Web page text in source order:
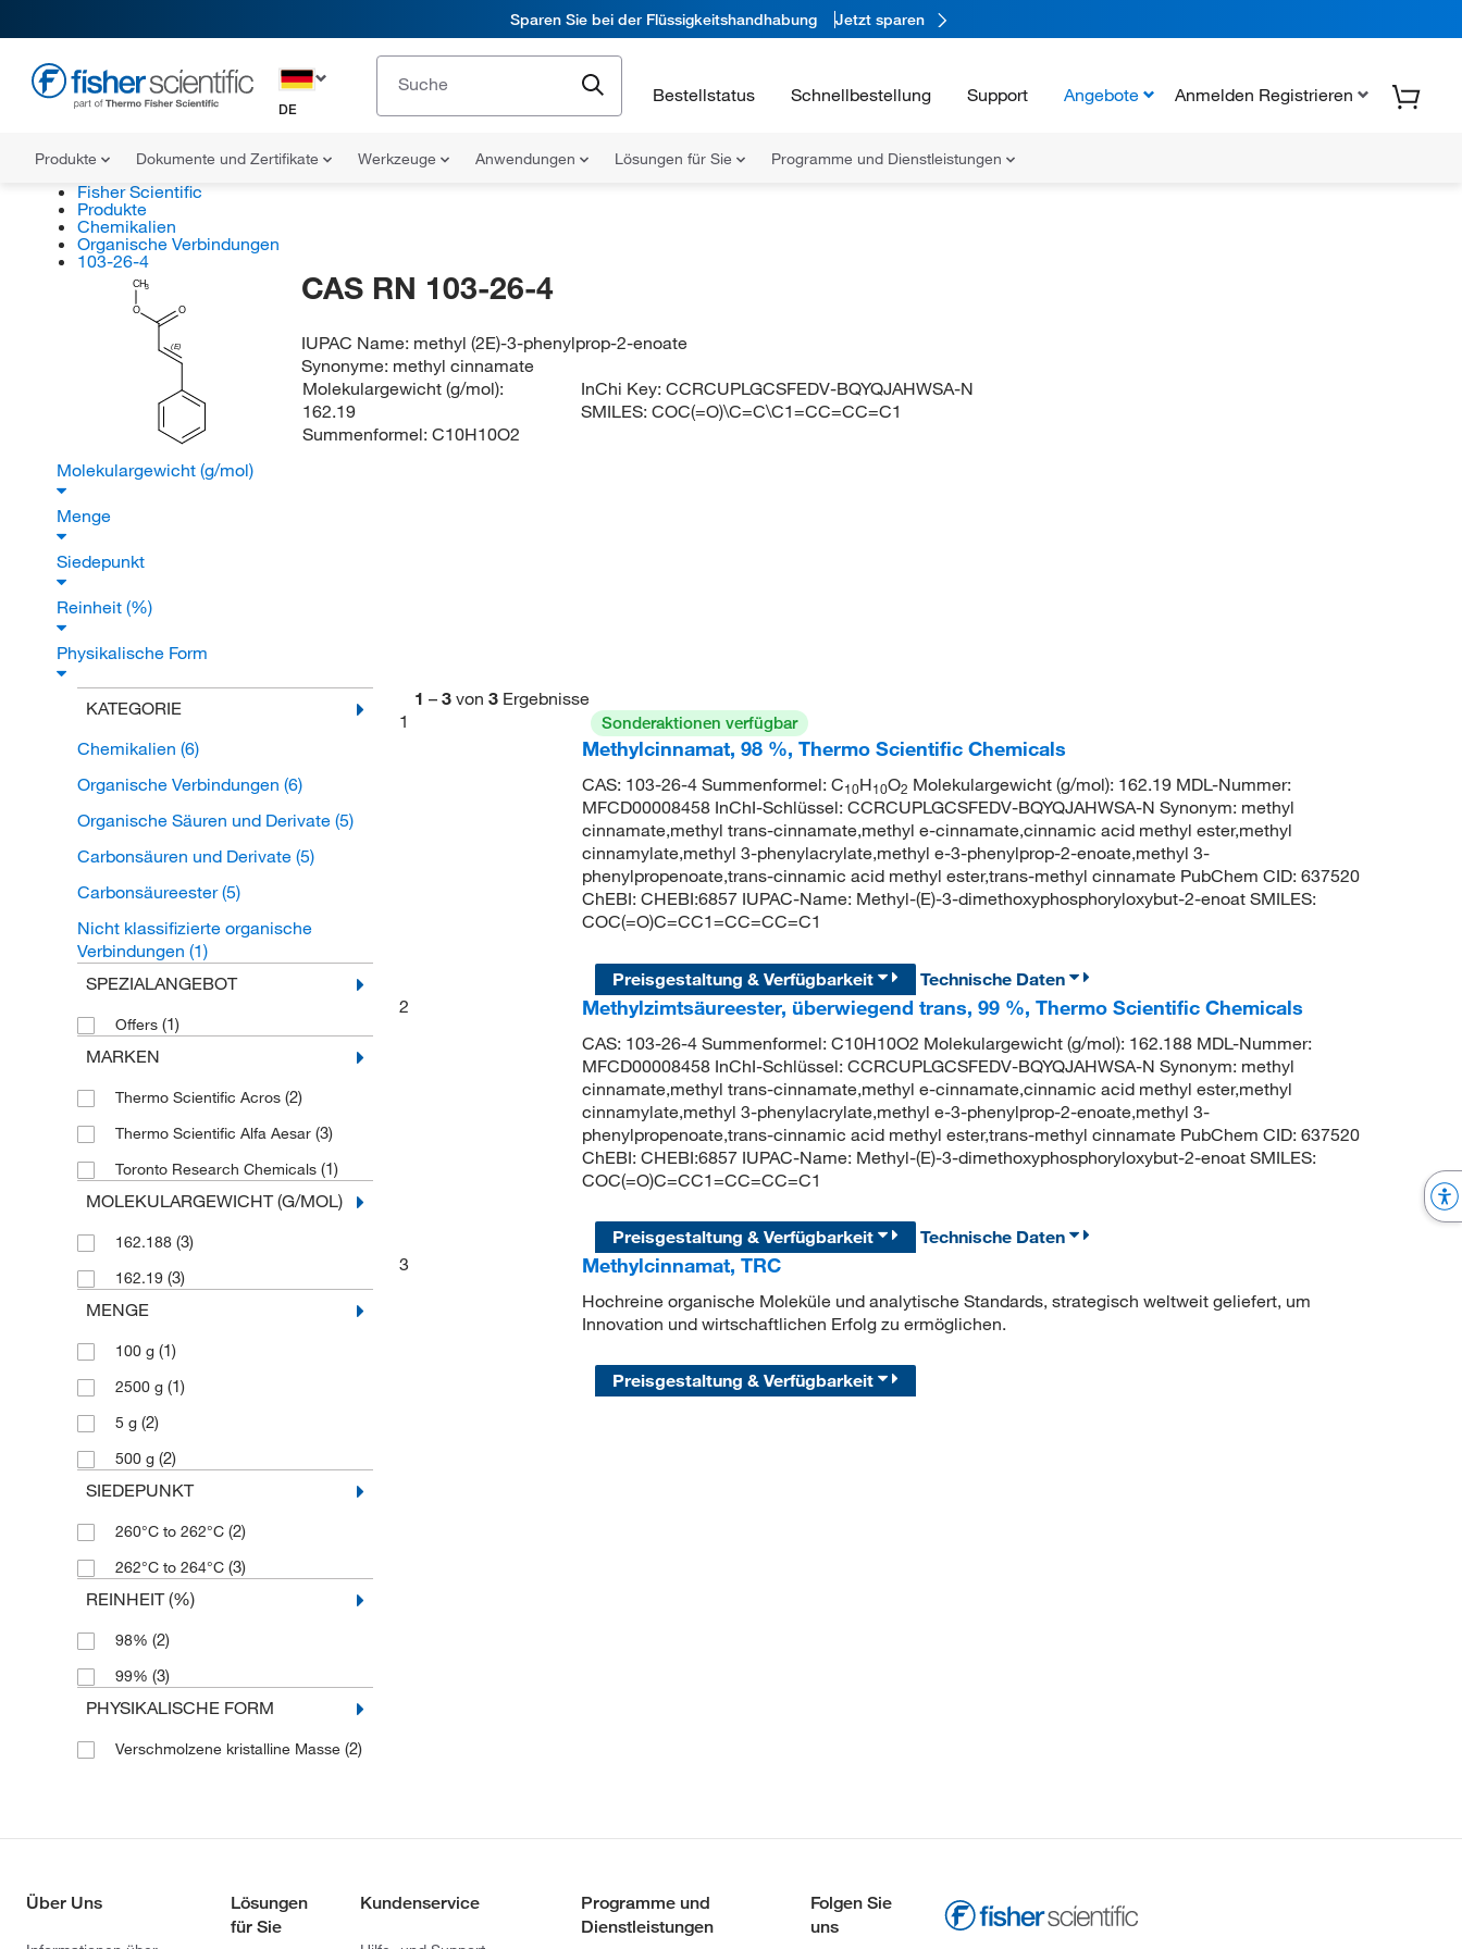
Sparen Sie bei der Flüssigkeitshandhabung Jetzt sparen
DE
Bestellstatus Schnellbestellung Support Angebote Anmelden Registrieren
Produkte Dokumente und Zertifikate Werkzeuge Anwendungen Lösungen für Sie Programme und Dienstleistungen
Fisher Scientific
Produkte
Chemikalien
Organische Verbindungen
103-26-4
CH3
O O
(E)
CAS RN 103-26-4
IUPAC Name: methyl (2E)-3-phenylprop-2-enoate
Synonyme: methyl cinnamate
Molekulargewicht (g/mol):
162.19
Summenformel: C10H10O2
InChi Key:CCRCUPLGCSFEDV-BQYQJAHWSA-N
SMILES:COC(=O)\C=C\C1=CC=CC=C1
Molekulargewicht (g/mol)
Menge
Siedepunkt
Reinheit (%)
Physikalische Form
KATEGORIE
Chemikalien (6)
Organische Verbindungen (6)
Organische Säuren und Derivate (5)
Carbonsäuren und Derivate (5)
Carbonsäureester(5)
Nicht klassifizierte organische
Verbindungen (1)
SPEZIALANGEBOT
Offers (1)
MARKEN
Thermo Scientific Acros (2)
Thermo Scientific Alfa Aesar (3)
Toronto Research Chemicals (1)
MOLEKULARGEWICHT (G/MOL)
162.188 (3)
162.19 (3)
MENGE
100 g (1)
2500 g (1)
5 g (2)
500 g (2)
SIEDEPUNKT
260°C to 262°C (2)
262°C to 264°C (3)
REINHEIT (%)
98% (2)
99% (3)
PHYSIKALISCHE FORM
Verschmolzene kristalline Masse (2)
1 – 3 von 3 Ergebnisse
1
Sonderaktionen verfügbar
Methylcinnamat, 98 %, Thermo Scientific Chemicals
CAS: 103-26-4 Summenformel: C10H10O2 Molekulargewicht (g/mol): 162.19 MDL-Nummer:
MFCD00008458 InChI-Schlüssel: CCRCUPLGCSFEDV-BQYQJAHWSA-N Synonym: methyl
cinnamate,methyl trans-cinnamate,methyl e-cinnamate,cinnamic acid methyl ester,methyl
cinnamylate,methyl 3-phenylacrylate,methyl e-3-phenylprop-2-enoate,methyl 3-
phenylpropenoate,trans-cinnamic acid methyl ester,trans-methyl cinnamate PubChem CID: 637520
ChEBI: CHEBI:6857 IUPAC-Name: Methyl-(E)-3-dimethoxyphosphoryloxybut-2-enoat SMILES:
COC(=O)C=CC1=CC=CC=C1
Preisgestaltung & Verfügbarkeit
Technische Daten
2
Methylzimtsäureester, überwiegend trans, 99 %, Thermo Scientific Chemicals
CAS: 103-26-4 Summenformel: C10H10O2 Molekulargewicht (g/mol): 162.188 MDL-Nummer:
MFCD00008458 InChI-Schlüssel: CCRCUPLGCSFEDV-BQYQJAHWSA-N Synonym: methyl
cinnamate,methyl trans-cinnamate,methyl e-cinnamate,cinnamic acid methyl ester,methyl
cinnamylate,methyl 3-phenylacrylate,methyl e-3-phenylprop-2-enoate,methyl 3-
phenylpropenoate,trans-cinnamic acid methyl ester,trans-methyl cinnamate PubChem CID: 637520
ChEBI: CHEBI:6857 IUPAC-Name: Methyl-(E)-3-dimethoxyphosphoryloxybut-2-enoat SMILES:
COC(=O)C=CC1=CC=CC=C1
Preisgestaltung & Verfügbarkeit
Technische Daten
3
Methylcinnamat, TRC
Hochreine organische Moleküle und analytische Standards, strategisch weltweit geliefert, um
Innovation und wirtschaftlichen Erfolg zu ermöglichen.
Preisgestaltung & Verfügbarkeit
Über Uns
Lösungen
für Sie
Kundenservice
Programme und
Dienstleistungen
Folgen Sie
uns